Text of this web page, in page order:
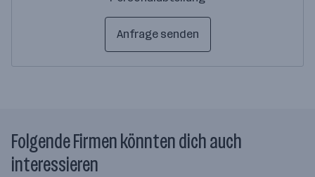
Anfrage senden
Folgende Firmen könnten dich auch
interessieren